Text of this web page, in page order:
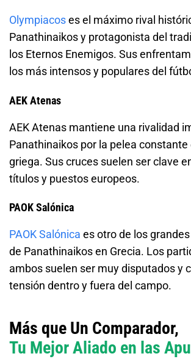
Olympiacoses el máximo rival
Panathinaikos y protagonista del
los Eternos Enemigos. Sus
los más intensos y populares del
AEK Atenas
AEK Atenas mantiene una rivalidad
Panathinaikos por la pelea constante
griega. Sus cruces suelen ser clave
títulos y puestos europeos.
PAOK Salónica
PAOK Salónica es otro de los
de Panathinaikos en Grecia. Los
ambos suelen ser muy disputados y
tensión dentro y fuera del campo.
Más que Un Comparador,
Tu Mejor Aliado en las